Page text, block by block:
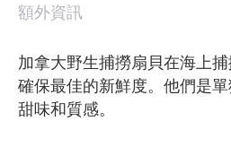
額外資訊
加拿大野生捕撈扇貝在海上
確保最佳的新鮮度。他們是
甜味和質感。